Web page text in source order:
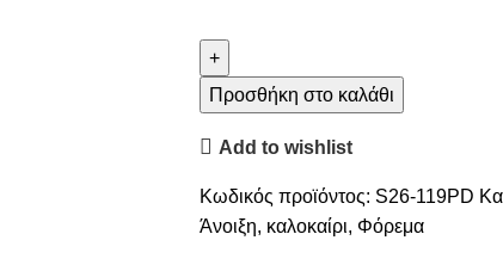
Προσθήκη στο καλάθι
Add to wishlist
Κωδικός προϊόντος: S26-119PD
Άνοιξη, καλοκαίρι, Φόρεμα